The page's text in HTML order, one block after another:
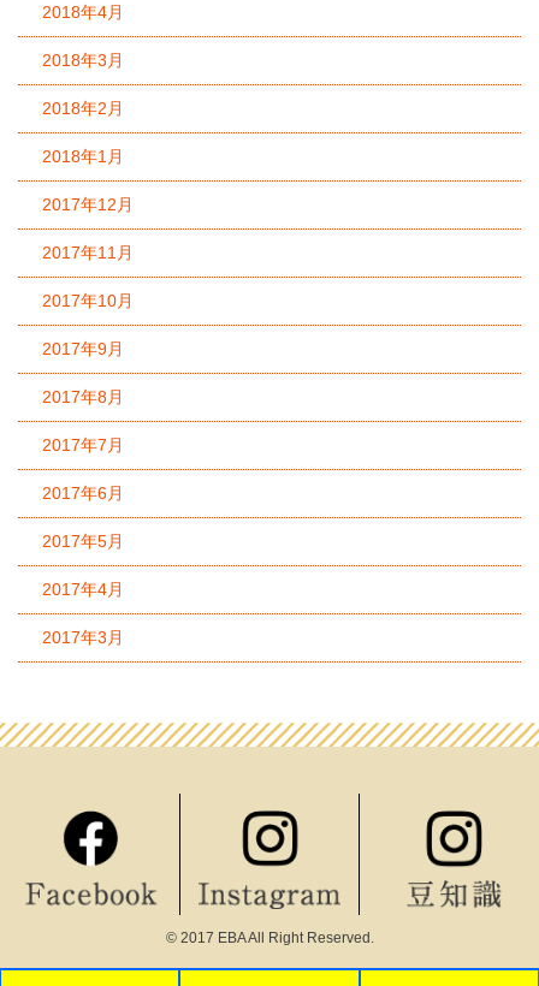
2018年4月
2018年3月
2018年2月
2018年1月
2017年12月
2017年11月
2017年10月
2017年9月
2017年8月
2017年7月
2017年6月
2017年5月
2017年4月
2017年3月
© 2017 EBA All Right Reserved.